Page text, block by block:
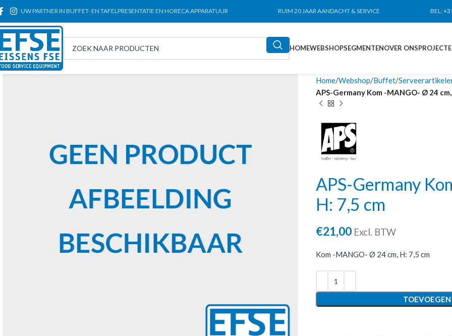
UW PARTNER IN BUFFET- EN TAFELPRESENTATIE EN HORECA APPARATUUR RUIM 20 JAAR AANDACHT & SERVICE BEL:
HOMEWEBSHOPSEGMENTENOVER ONS
Home Webshop Buffet
APS-Germany Kom -MANGO- Ø 24 cm,
APS-Germany
H: 7,5 cm
€21,00 Excl. BTW
Kom -MANGO- Ø 24 cm, H: 7,5 cm